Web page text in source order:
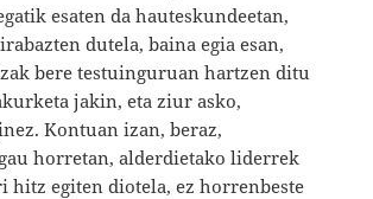
esaten da hauteskundeetan,
dutela, baina egia esan,
bere testuinguruan hartzen ditu
jakin, eta ziur asko,
Kontuan izan, beraz,
horretan, alderdietako liderrek
hitz egiten diotela, ez horrenbeste